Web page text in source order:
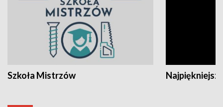
Szkoła Mistrzów